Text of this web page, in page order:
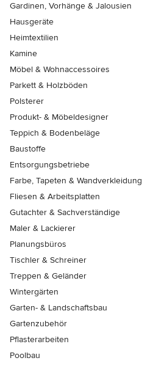
Gardinen, Vorhänge & Jalousien
Hausgeräte
Heimtextilien
Kamine
Möbel & Wohnaccessoires
Parkett & Holzböden
Polsterer
Produkt- & Möbeldesigner
Teppich & Bodenbeläge
Baustoffe
Entsorgungsbetriebe
Farbe, Tapeten & Wandverkleidung
Fliesen & Arbeitsplatten
Gutachter & Sachverständige
Maler & Lackierer
Planungsbüros
Tischler & Schreiner
Treppen & Geländer
Wintergärten
Garten- & Landschaftsbau
Gartenzubehör
Pflasterarbeiten
Poolbau